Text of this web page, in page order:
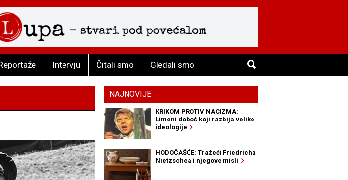
Intervju Čitali smo Gledali smo
NAJNOVIJE
KRIKOM PROTIV NACIZMA:
Limeni doboš koji razbija velike
ideologije
HODOČAŠĆE: Tražeći Friedricha
Nietzschea i njegove misli